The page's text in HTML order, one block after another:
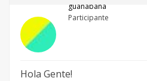
guanabana
Participante
Hola Gente!